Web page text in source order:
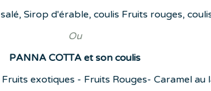
Sirop d'érable, coulis Fruits rouges,
Ou
PANNA COTTA et son coulis
exotiques - Fruits Rouges- Caramel au